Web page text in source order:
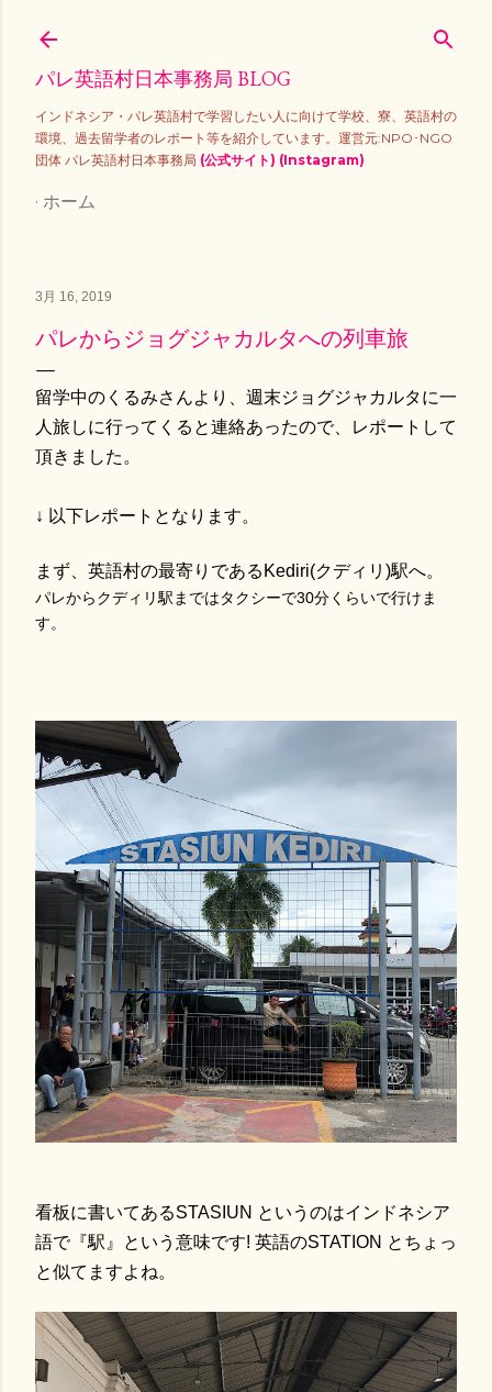
スキップしてメイン コンテンツに移動
パレ英語村日本事務局 BLOG
インドネシア・パレ英語村で学習したい人に向けて学校、寮、英語村の
環境、過去留学者のレポート等を紹介しています。運営元:NPO･NGO
団体 パレ英語村日本事務局 (公式サイト) (Instagram)
ホーム
3月 16, 2019
パレからジョグジャカルタへの列車旅
留学中のくるみさんより、週末ジョグジャカルタに一
人旅しに行ってくると連絡あったので、レポートして
頂きました。
↓ 以下レポートとなります。
まず、英語村の最寄りであるKediri(クディリ)駅へ。
パレからクディリ駅まではタクシーで30分くらいで行けま
す。
看板に書いてあるSTASIUN というのはインドネシア
語で『駅』という意味です! 英語のSTATION とちょっ
と似てますよね。